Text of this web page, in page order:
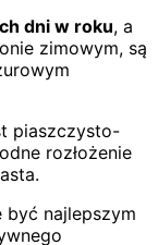
dni w roku, a
zimowym, są
piaszczysto-
rozłożenie
być najlepszym